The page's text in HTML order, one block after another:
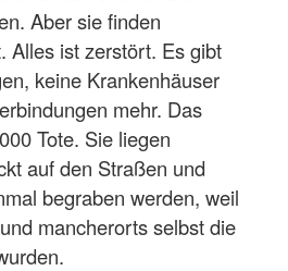
Aber sie finden
Alles ist zerstört. Es gibt
keine Krankenhäuser
mehr. Das
Tote. Sie liegen
auf den Straßen und
begraben werden, weil
mancherorts selbst die